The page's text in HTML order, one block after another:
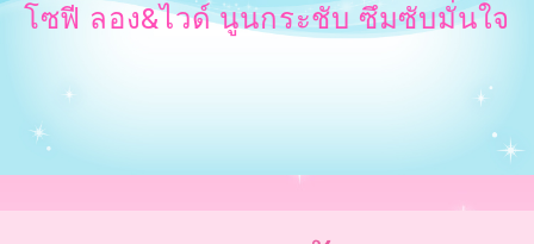
โซฟี ลอง&ไวด์ นูนกระชับ ซึมซับมั่นใจ